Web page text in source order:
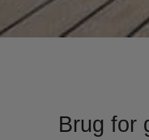
Brug for